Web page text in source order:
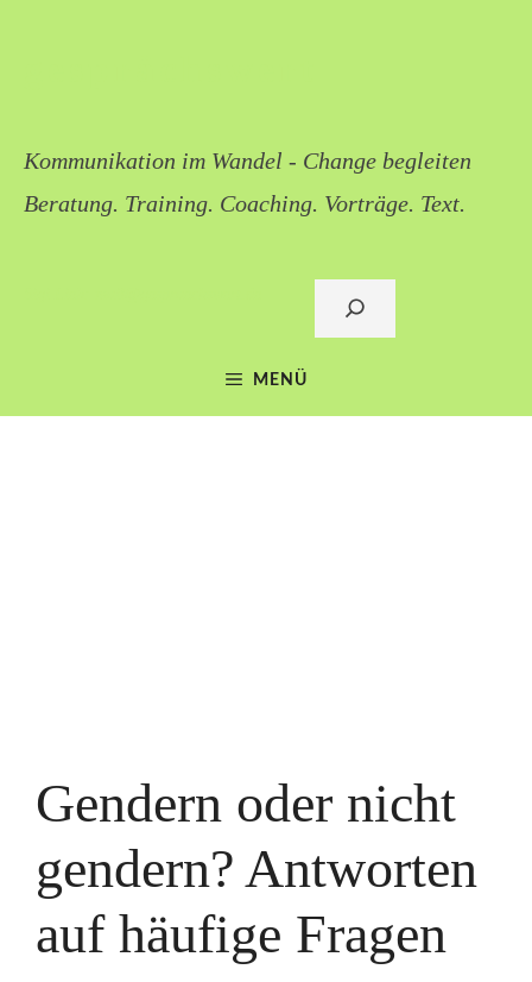
Kommunikation im Wandel - Change begleiten
Beratung. Training. Coaching. Vorträge. Text.
Suchen
MENÜ
Gendern oder nicht
gendern? Antworten
auf häufige Fragen